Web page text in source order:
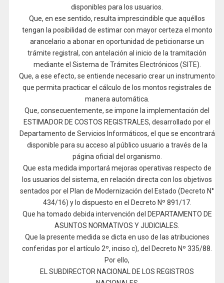
disponibles para los usuarios.
Que, en ese sentido, resulta imprescindible que aquéllos
tengan la posibilidad de estimar con mayor certeza el monto
arancelario a abonar en oportunidad de peticionarse un
trámite registral, con antelación al inicio de la tramitación
mediante el Sistema de Trámites Electrónicos (SITE).
Que, a ese efecto, se entiende necesario crear un instrumento
que permita practicar el cálculo de los montos registrales de
manera automática.
Que, consecuentemente, se impone la implementación del
ESTIMADOR DE COSTOS REGISTRALES, desarrollado por el
Departamento de Servicios Informáticos, el que se encontrará
disponible para su acceso al público usuario a través de la
página oficial del organismo.
Que esta medida importará mejoras operativas respecto de
los usuarios del sistema, en relación directa con los objetivos
sentados por el Plan de Modernización del Estado (Decreto N°
434/16) y lo dispuesto en el Decreto Nº 891/17.
Que ha tomado debida intervención del DEPARTAMENTO DE
ASUNTOS NORMATIVOS Y JUDICIALES.
Que la presente medida se dicta en uso de las atribuciones
conferidas por el artículo 2º, inciso c), del Decreto Nº 335/88.
Por ello,
EL SUBDIRECTOR NACIONAL DE LOS REGISTROS